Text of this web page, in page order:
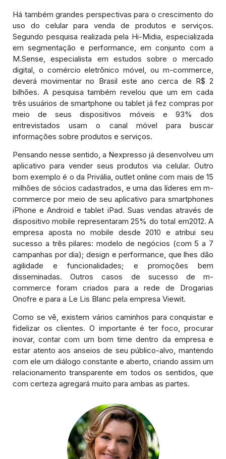
Há também grandes perspectivas para o crescimento do
uso do celular para venda de produtos e serviços.
Segundo pesquisa realizada pela Hi-Midia, especializada
em segmentação e performance, em conjunto com a
M.Sense, especialista em estudos sobre o mercado
digital, o comércio eletrônico móvel, ou m-commerce,
deverá movimentar no Brasil este ano cerca de R$ 2
bilhões. A pesquisa também revelou que um em cada
três usuários de smartphone ou tablet já fez compras por
meio de seus dispositivos móveis e 93% dos
entrevistados usam o canal móvel para buscar
informações sobre produtos e serviços.
Pensando nesse sentido, a Nexpresso já desenvolveu um
aplicativo para vender seus produtos via celular. Outro
bom exemplo é o da Privália, outlet online com mais de 15
milhões de sócios cadastrados, e uma das líderes em m-
commerce por meio de seu aplicativo para smartphones
iPhone e Android e tablet iPad. Suas vendas através de
dispositivo mobile representaram 25% do total em2012. A
empresa aposta no mobile desde 2010 e atribui seu
sucesso a três pilares: modelo de negócios (com 5 a 7
campanhas por dia); design e performance, que lhes dão
agilidade e funcionalidades; e promoções bem
disseminadas. Outros casos de sucesso de m-
commerce foram criados para a rede de Drogarias
Onofre e para a Le Lis Blanc pela empresa Viewit.
Como se vê, existem vários caminhos para conquistar e
fidelizar os clientes. O importante é ter foco, procurar
inovar, contar com um bom time dentro da empresa e
estar atento aos anseios de seu público-alvo, mantendo
com ele um diálogo constante e aberto, criando assim um
relacionamento transparente em todos os sentidos, que
com certeza agregará muito para ambas as partes.